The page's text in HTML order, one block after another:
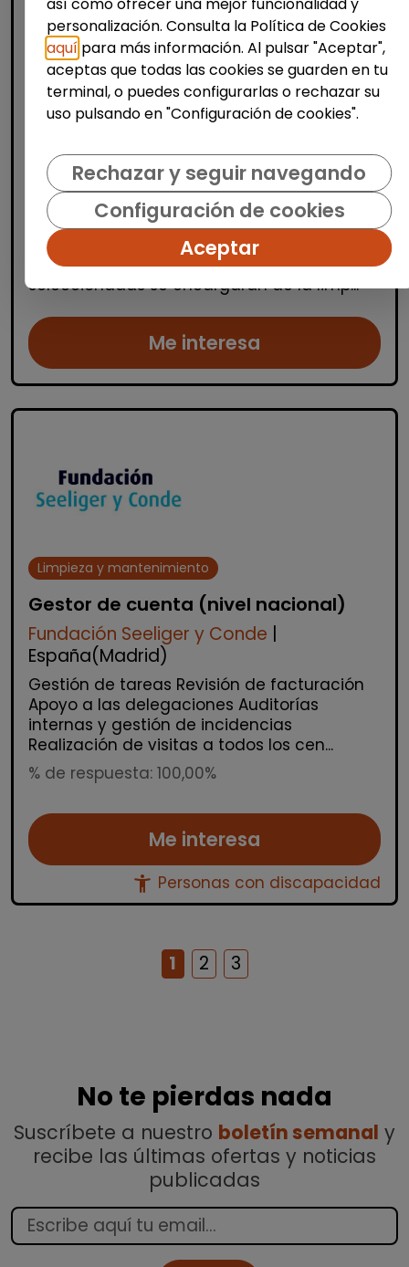
Limpieza y mantenimiento
Operario/a de limpieza de centros
OSGA LEVANTE| España(Alicante)
Se buscan varios/as operarios/as de
limpieza para trabajar en centros escolares
ubicados en Alicante, Benidorm y
localidades cercanas. Las personas
seleccionadas se encargarán de la limp...
Me interesa
Limpieza y mantenimiento
Gestor de cuenta (nivel nacional)
Fundación Seeliger y Conde
España(Madrid)
Gestión de tareas Revisión de facturación
Apoyo a las delegaciones Auditorías
internas y gestión de incidencias
Realización de visitas a todos los cen...
% de respuesta: 100,00%
Me interesa
accessibility_new Personas con discapacidad
1 2 3
No te pierdas nada
Suscríbete a nuestro boletín semanal y
recibe las últimas ofertas y noticias
publicadas
personalización. Consulta la Política de Cookies
aquí para más información. Al pulsar "Aceptar",
aceptas que todas las cookies se guarden en tu
terminal, o puedes configurarlas o rechazar su
uso pulsando en "Configuración de cookies".
Rechazar y seguir navegando
Configuración de cookies
Aceptar